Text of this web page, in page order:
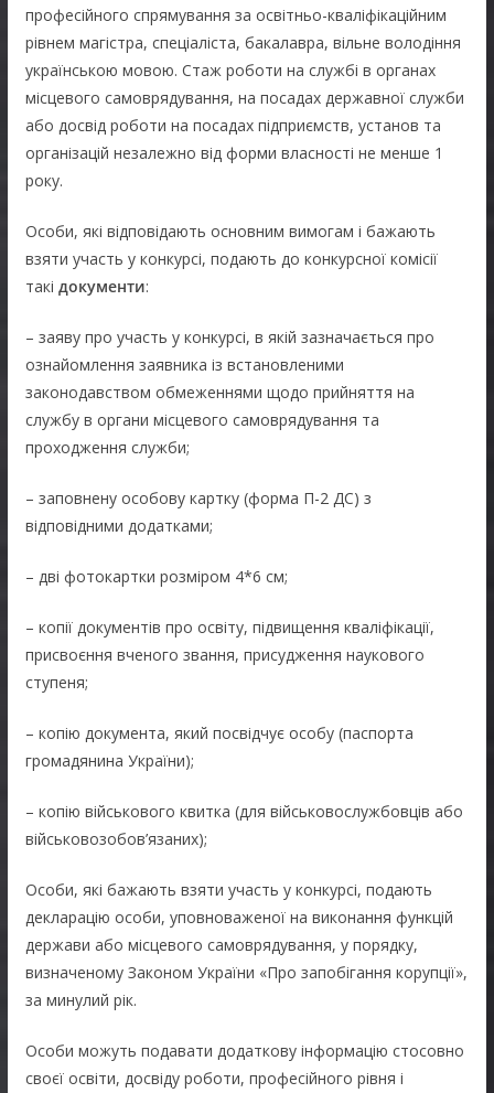
професійного спрямування за освітньо-кваліфікаційним
рівнем магістра, спеціаліста, бакалавра, вільне володіння
українською мовою. Стаж роботи на службі в органах
місцевого самоврядування, на посадах державної служби
або досвід роботи на посадах підприємств, установ та
організацій незалежно від форми власності не менше 1
року.
Особи, які відповідають основним вимогам і бажають
взяти участь у конкурсі, подають до конкурсної комісії
такі документи:
– заяву про участь у конкурсі, в якій зазначається про
ознайомлення заявника із встановленими
законодавством обмеженнями щодо прийняття на
службу в органи місцевого самоврядування та
проходження служби;
– заповнену особову картку (форма П-2 ДС) з
відповідними додатками;
– дві фотокартки розміром 4*6 см;
– копії документів про освіту, підвищення кваліфікації,
присвоєння вченого звання, присудження наукового
ступеня;
– копію документа, який посвідчує особу (паспорта
громадянина України);
– копію військового квитка (для військовослужбовців або
військовозобов’язаних);
Особи, які бажають взяти участь у конкурсі, подають
декларацію особи, уповноваженої на виконання функцій
держави або місцевого самоврядування, у порядку,
визначеному Законом України «Про запобігання корупції»,
за минулий рік.
Особи можуть подавати додаткову інформацію стосовно
своєї освіти, досвіду роботи, професійного рівня і